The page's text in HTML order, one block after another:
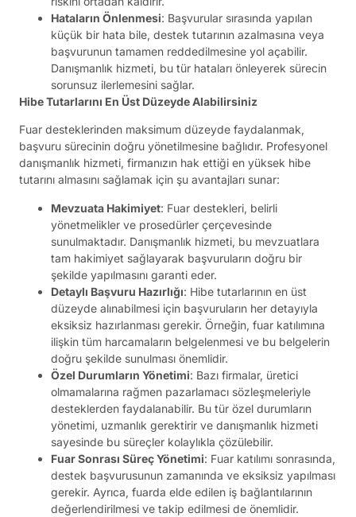
Hataların Önlenmesi: Başvurular sırasında yapılan
küçük bir hata bile, destek tutarının azalmasına veya
başvurunun tamamen reddedilmesine yol açabilir.
Danışmanlık hizmeti, bu tür hataları önleyerek sürecin
sorunsuz ilerlemesini sağlar.
Hibe Tutarlarını En Üst Düzeyde Alabilirsiniz
Fuar desteklerinden maksimum düzeyde faydalanmak,
başvuru sürecinin doğru yönetilmesine bağlıdır. Profesyonel
danışmanlık hizmeti, firmanızın hak ettiği en yüksek hibe
tutarını almasını sağlamak için şu avantajları sunar:
Mevzuata Hakimiyet: Fuar destekleri, belirli
yönetmelikler ve prosedürler çerçevesinde
sunulmaktadır. Danışmanlık hizmeti, bu mevzuatlara
tam hakimiyet sağlayarak başvuruların doğru bir
şekilde yapılmasını garanti eder.
Detaylı Başvuru Hazırlığı: Hibe tutarlarının en üst
düzeyde alınabilmesi için başvuruların her detayıyla
eksiksiz hazırlanması gerekir. Örneğin, fuar katılımına
ilişkin tüm harcamaların belgelenmesi ve bu belgelerin
doğru şekilde sunulması önemlidir.
Özel Durumların Yönetimi: Bazı firmalar, üretici
olmamalarına rağmen pazarlamacı sözleşmeleriyle
desteklerden faydalanabilir. Bu tür özel durumların
yönetimi, uzmanlık gerektirir ve danışmanlık hizmeti
sayesinde bu süreçler kolaylıkla çözülebilir.
Fuar Sonrası Süreç Yönetimi: Fuar katılımı sonrasında,
destek başvurusunun zamanında ve eksiksiz yapılması
gerekir. Ayrıca, fuarda elde edilen iş bağlantılarının
değerlendirilmesi ve takip edilmesi de önemlidir.